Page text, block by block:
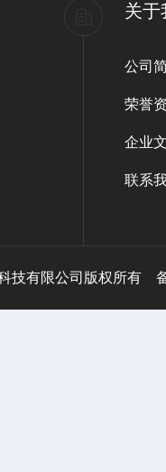
关于
公司
荣誉
企业
联系
技有限公司版权所有